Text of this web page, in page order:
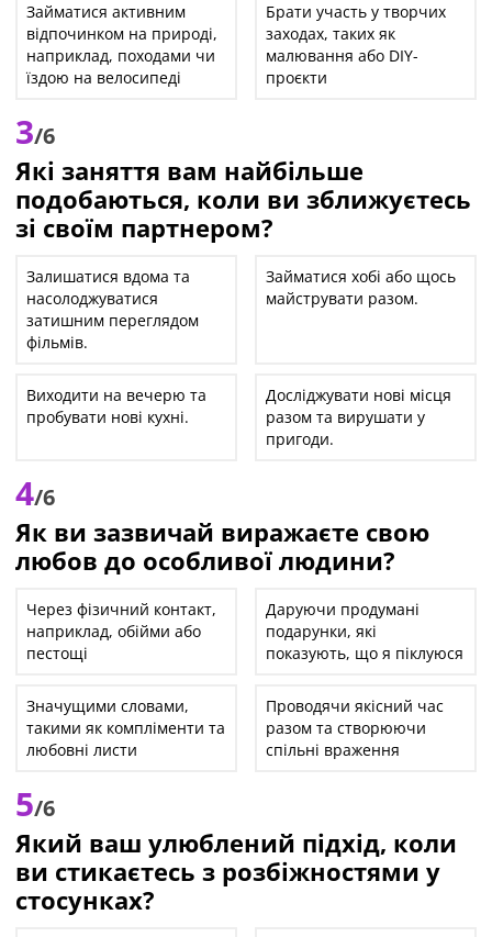
Займатися активним
відпочинком на природі,
наприклад, походами чи
їздою на велосипеді
Брати участь у творчих
заходах, таких як
малювання або DIY-
проєкти
3/6
Які заняття вам найбільше
подобаються, коли ви зближуєтесь
зі своїм партнером?
Залишатися вдома та
насолоджуватися
затишним переглядом
фільмів.
Займатися хобі або щось
майструвати разом.
Виходити на вечерю та
пробувати нові кухні.
Досліджувати нові місця
разом та вирушати у
пригоди.
4/6
Як ви зазвичай виражаєте свою
любов до особливої людини?
Через фізичний контакт,
наприклад, обійми або
пестощі
Даруючи продумані
подарунки, які
показують, що я піклуюся
Значущими словами,
такими як компліменти та
любовні листи
Проводячи якісний час
разом та створюючи
спільні враження
5/6
Який ваш улюблений підхід, коли
ви стикаєтесь з розбіжностями у
стосунках?